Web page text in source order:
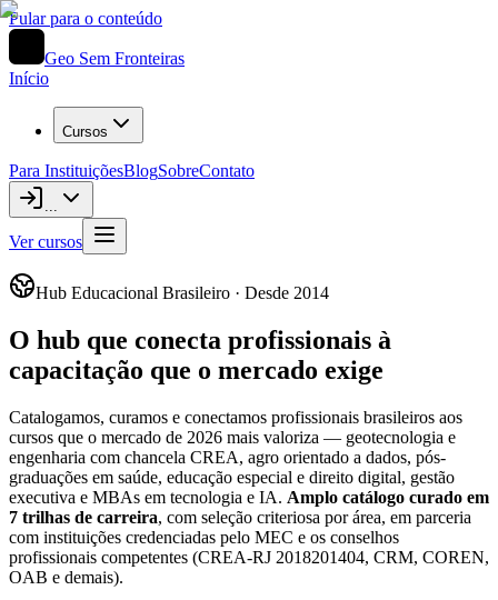
Pular para o conteúdo
Geo Sem Fronteiras
Início
Cursos
Para InstituiçõesBlogSobreContato
...
Ver cursos
Hub Educacional Brasileiro · Desde 2014
O hub que conecta profissionais à
capacitação que o mercado exige
Catalogamos, curamos e conectamos profissionais brasileiros aos
cursos que o mercado de 2026 mais valoriza — geotecnologia e
engenharia com chancela CREA, agro orientado a dados, pós-
graduações em saúde, educação especial e direito digital, gestão
executiva e MBAs em tecnologia e IA. Amplo catálogo curado em
7 trilhas de carreira, com seleção criteriosa por área, em parceria
com instituições credenciadas pelo MEC e os conselhos
profissionais competentes (CREA-RJ 2018201404, CRM, COREN,
OAB e demais).